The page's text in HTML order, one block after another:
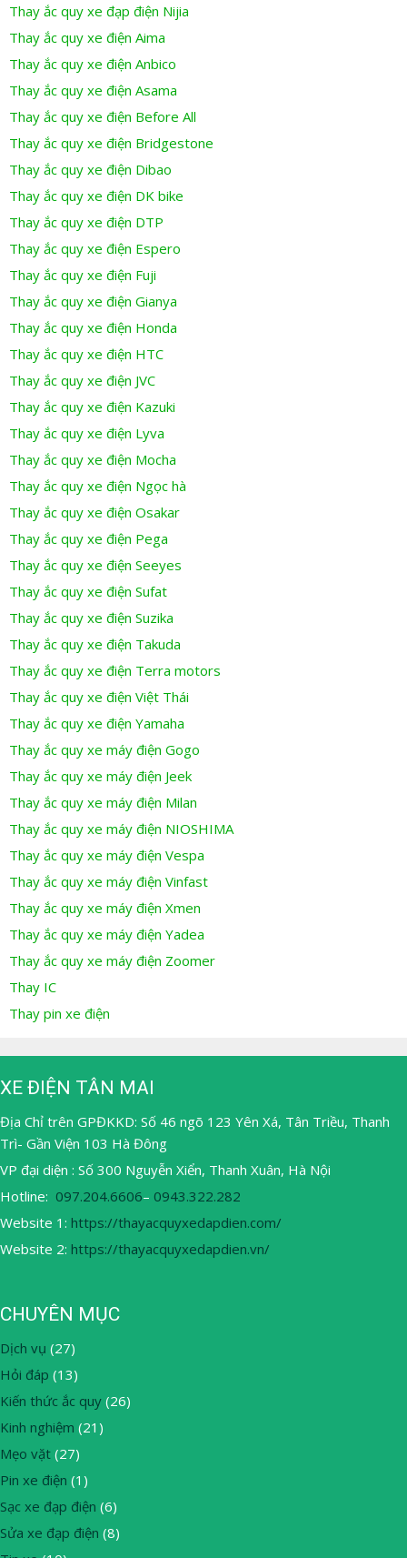
Thay ắc quy xe đạp điện Nijia
Thay ắc quy xe điện Aima
Thay ắc quy xe điện Anbico
Thay ắc quy xe điện Asama
Thay ắc quy xe điện Before All
Thay ắc quy xe điện Bridgestone
Thay ắc quy xe điện Dibao
Thay ắc quy xe điện DK bike
Thay ắc quy xe điện DTP
Thay ắc quy xe điện Espero
Thay ắc quy xe điện Fuji
Thay ắc quy xe điện Gianya
Thay ắc quy xe điện Honda
Thay ắc quy xe điện HTC
Thay ắc quy xe điện JVC
Thay ắc quy xe điện Kazuki
Thay ắc quy xe điện Lyva
Thay ắc quy xe điện Mocha
Thay ắc quy xe điện Ngọc hà
Thay ắc quy xe điện Osakar
Thay ắc quy xe điện Pega
Thay ắc quy xe điện Seeyes
Thay ắc quy xe điện Sufat
Thay ắc quy xe điện Suzika
Thay ắc quy xe điện Takuda
Thay ắc quy xe điện Terra motors
Thay ắc quy xe điện Việt Thái
Thay ắc quy xe điện Yamaha
Thay ắc quy xe máy điện Gogo
Thay ắc quy xe máy điện Jeek
Thay ắc quy xe máy điện Milan
Thay ắc quy xe máy điện NIOSHIMA
Thay ắc quy xe máy điện Vespa
Thay ắc quy xe máy điện Vinfast
Thay ắc quy xe máy điện Xmen
Thay ắc quy xe máy điện Yadea
Thay ắc quy xe máy điện Zoomer
Thay IC
Thay pin xe điện
XE ĐIỆN TÂN MAI
Địa Chỉ trên GPĐKKD: Số 46 ngõ 123 Yên Xá, Tân Triều, Thanh
Trì- Gần Viện 103 Hà Đông
VP đại diện : Số 300 Nguyễn Xiển, Thanh Xuân, Hà Nội
Hotline: 097.204.6606– 0943.322.282
Website 1: https://thayacquyxedapdien.com/
Website 2: https://thayacquyxedapdien.vn/
CHUYÊN MỤC
Dịch vụ (27)
Hỏi đáp (13)
Kiến thức ắc quy (26)
Kinh nghiệm (21)
Mẹo vặt (27)
Pin xe điện (1)
Sạc xe đạp điện (6)
Sửa xe đạp điện (8)